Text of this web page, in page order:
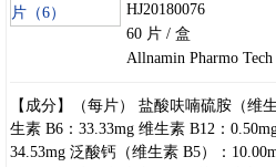
HJ20180076
60 片 / 盒
Allnamin Pharmo
【成分】（每片） 盐酸呋喃硫胺（维
生素 B6：33.33mg 维生素 B12：
34.53mg 泛酸钙（维生素 B5）：